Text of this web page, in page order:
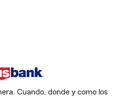
Cuando, donde y como los